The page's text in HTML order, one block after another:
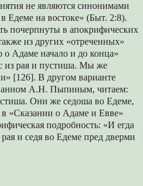
не являются синонимами
Едеме на востоке» (Быт. 2:8).
почерпнуты в апокрифических
из других «отреченных»
Адаме начало и до конца»
из рая и пустиша. Мы же
[126]. В другом варианте
А.Н. Пыпиным, читаем:
Они же седоша во Едеме,
«Сказании о Адаме и Евве»
подробность: «И егда
и седя во Едеме пред дверми